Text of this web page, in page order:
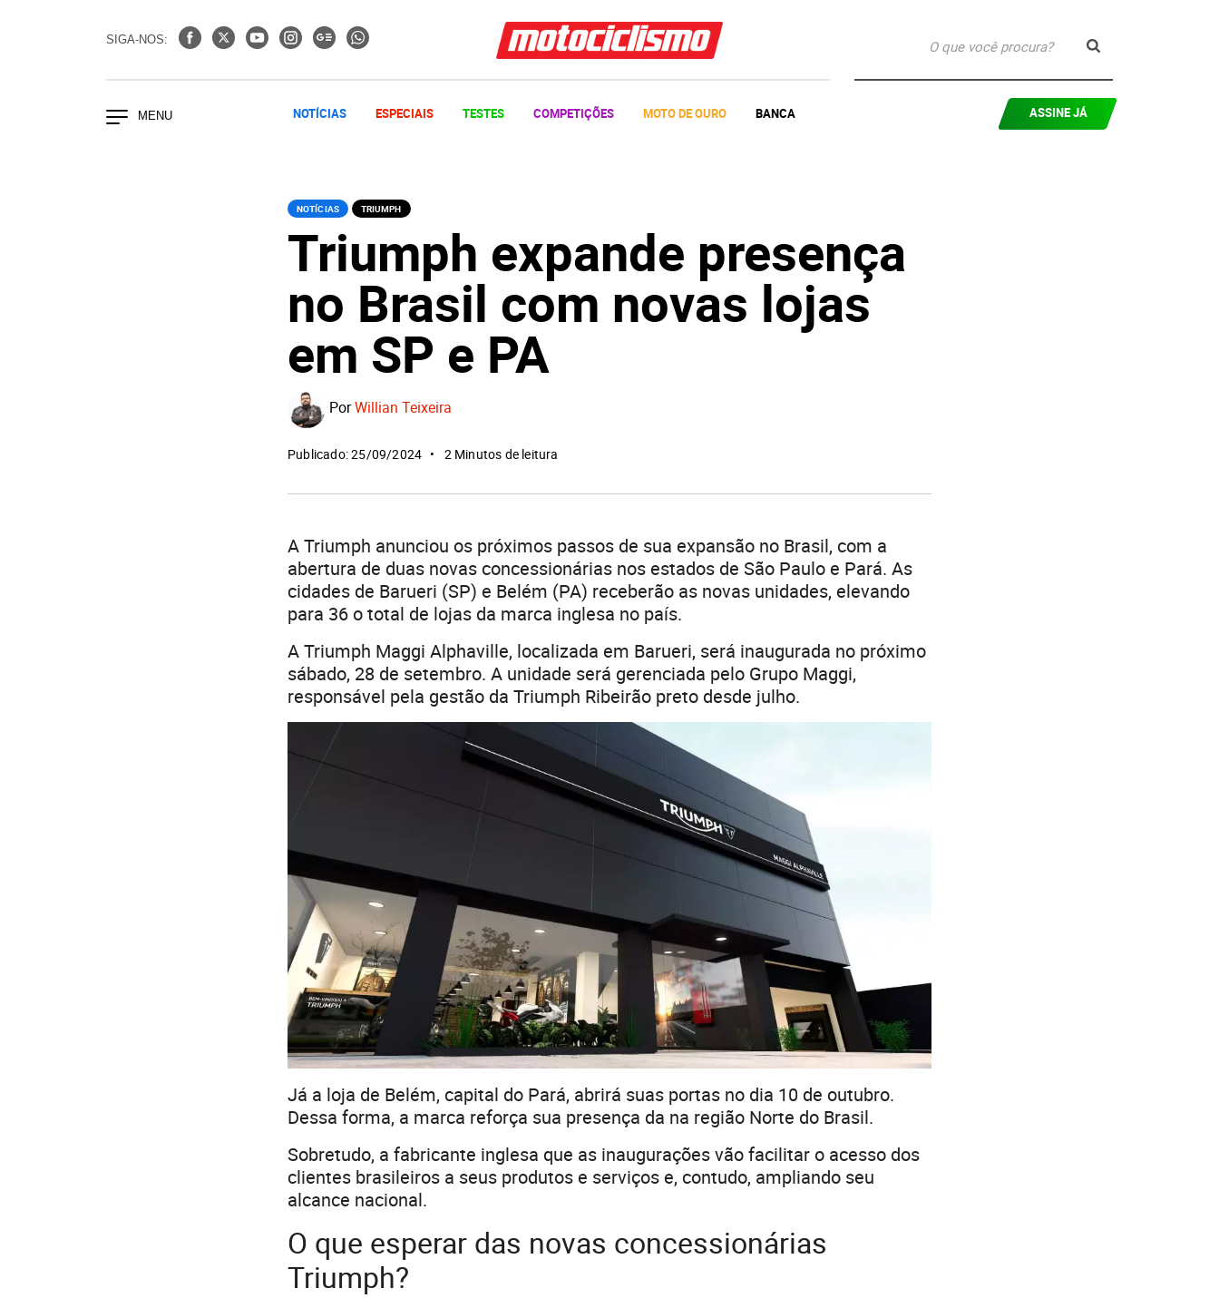
SIGA-NOS:
NOTÍCIAS ESPECIAIS TESTES COMPETIÇÕES MOTO DE OURO BANCA ASSINE JÁ
NOTÍCIAS TRIUMPH
Triumph expande presença
no Brasil com novas lojas
em SP e PA
PorWillian Teixeira
Publicado: 25/09/2024 2 Minutos de leitura
A Triumph anunciou os próximos passos de sua expansão no Brasil, com a
abertura de duas novas concessionárias nos estados de São Paulo e Pará. As
cidades de Barueri (SP) e Belém (PA) receberão as novas unidades, elevando
para 36 o total de lojas da marca inglesa no país.
A Triumph Maggi Alphaville, localizada em Barueri, será inaugurada no próximo
sábado, 28 de setembro. A unidade será gerenciada pelo Grupo Maggi,
responsável pela gestão da Triumph Ribeirão preto desde julho.
Já a loja de Belém, capital do Pará, abrirá suas portas no dia 10 de outubro.
Dessa forma, a marca reforça sua presença da na região Norte do Brasil.
Sobretudo, a fabricante inglesa que as inaugurações vão facilitar o acesso dos
clientes brasileiros a seus produtos e serviços e, contudo, ampliando seu
alcance nacional.
O que esperar das novas concessionárias
Triumph?